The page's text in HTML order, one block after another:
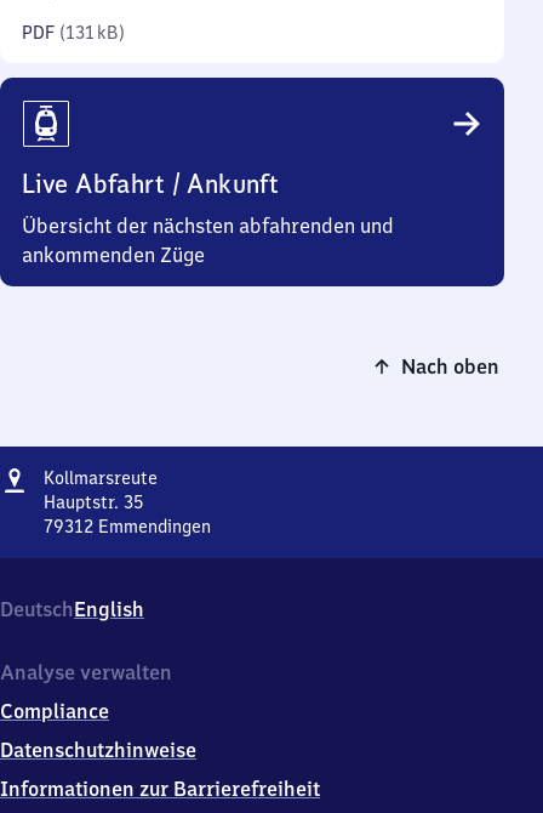
PDF (131 kB)
Live Abfahrt / Ankunft
Übersicht der nächsten abfahrenden und
ankommenden Züge
Nach oben
Adresse
Kollmarsreute
Hauptstr. 35
79312 Emmendingen
35,
7
3
2
Emmendingen
DeutschEnglish
Analyse verwalten
Compliance
Datenschutzhinweise
Informationen zur Barrierefreiheit